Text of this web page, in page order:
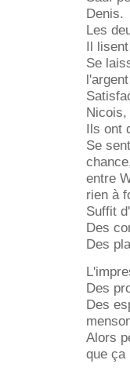
Denis.
Les
Il
Se
Nicois,
Ils ont
Se
entre
rien à
Suffit
Des
Des
Des
Des
Alors
que ça